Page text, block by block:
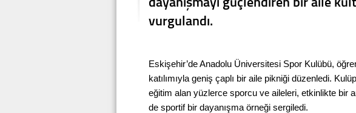
vurgulandı.
Eskişehir’de Anadolu Üniversitesi Spor Kulübü,
katılımıyla geniş çaplı bir aile pikniği düzenledi.
eğitim alan yüzlerce sporcu ve aileleri, etkinlikte bir
de sportif bir dayanışma örneği sergiledi.